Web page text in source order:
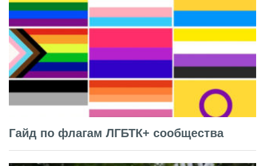
Гайд по флагам ЛГБТК+ сообщества